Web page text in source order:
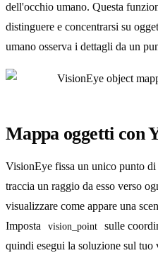
dell'occhio umano. Questa
distinguere e concentrarsi su
umano osserva i dettagli da un
Mappa oggetti con
VisionEye fissa un unico punto
traccia un raggio da esso verso
visualizzare come appare una
Imposta
vision_point
sulle
quindi esegui la soluzione sul